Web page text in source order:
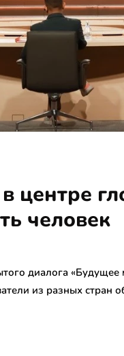
человек
диалога
из разных стран